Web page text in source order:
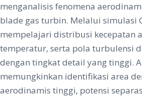
menganalisis fenomena
blade gas turbin. Melalui simulasi
mempelajari distribusi kecepatan
temperatur, serta pola turbulensi
dengan tingkat detail yang tinggi.
memungkinkan identifikasi area
aerodinamis tinggi, potensi